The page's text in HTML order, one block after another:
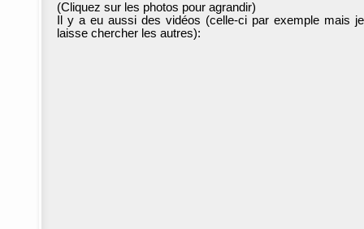
(Cliquez sur les photos pour agrandir)
Il y a eu aussi des vidéos (celle-ci par exemple mais
laisse chercher les autres):